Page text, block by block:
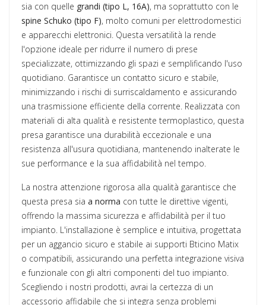
sia con quelle grandi (tipo L, 16A), ma soprattutto con le
spine Schuko (tipo F), molto comuni per elettrodomestici
e apparecchi elettronici. Questa versatilità la rende
l'opzione ideale per ridurre il numero di prese
specializzate, ottimizzando gli spazi e semplificando l'uso
quotidiano. Garantisce un contatto sicuro e stabile,
minimizzando i rischi di surriscaldamento e assicurando
una trasmissione efficiente della corrente. Realizzata con
materiali di alta qualità e resistente termoplastico, questa
presa garantisce una durabilità eccezionale e una
resistenza all'usura quotidiana, mantenendo inalterate le
sue performance e la sua affidabilità nel tempo.
La nostra attenzione rigorosa alla qualità garantisce che
questa presa sia a norma con tutte le direttive vigenti,
offrendo la massima sicurezza e affidabilità per il tuo
impianto. L'installazione è semplice e intuitiva, progettata
per un aggancio sicuro e stabile ai supporti Bticino Matix
o compatibili, assicurando una perfetta integrazione visiva
e funzionale con gli altri componenti del tuo impianto.
Scegliendo i nostri prodotti, avrai la certezza di un
accessorio affidabile che si integra senza problemi